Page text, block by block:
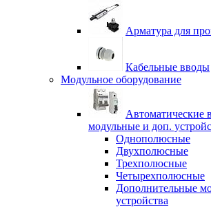
Арматура для
Кабельные вводы
Модульное оборудование
Автоматические
модульные и доп.
Однополюсные
Двухполюсные
Трехполюсные
Четырехполюсные
Дополнительные
устройства